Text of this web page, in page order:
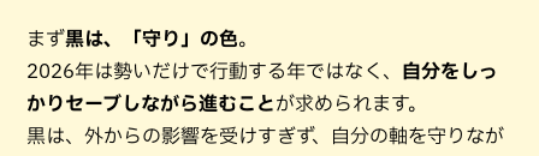
まず黒は、「守り」の色。
2026年は勢いだけで行動する年ではなく、 自分をしっ
かりセーブしながら進むことが求められます。
黒は、外からの影響を受けすぎず、自分の軸を守りなが